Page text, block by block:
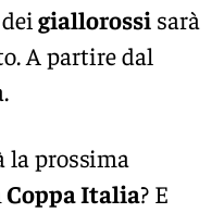
giallorossi sarà
A partire dal
la prossima
Coppa Italia? E